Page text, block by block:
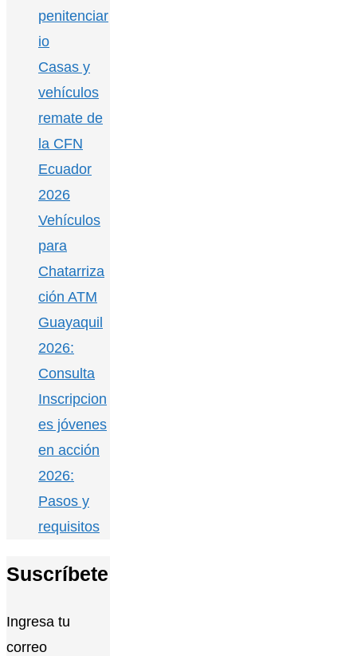
penitenciar
io
Casas y
vehículos
remate de
la CFN
Ecuador
2026
Vehículos
para
Chatarriza
ción ATM
Guayaquil
2026:
Consulta
Inscripcion
es jóvenes
en acción
2026:
Pasos y
requisitos
Suscríbete
Ingresa tu
correo